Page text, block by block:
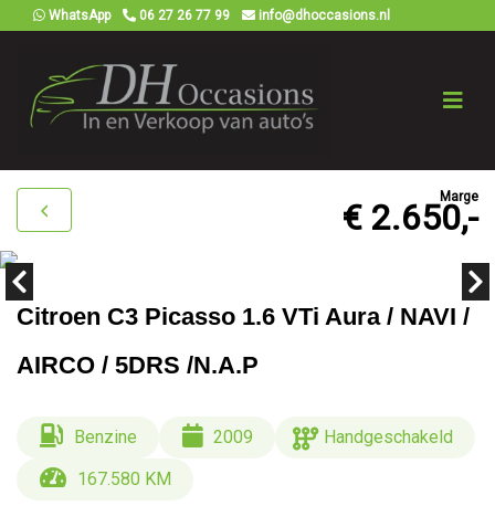
WhatsApp 06 27 26 77 99 info@dhoccasions.nl
Marge
€ 2.650,-
Citroen C3 Picasso 1.6 VTi Aura / NAVI /
AIRCO / 5DRS /N.A.P
Benzine 2009
Handgeschakeld
167.580 KM